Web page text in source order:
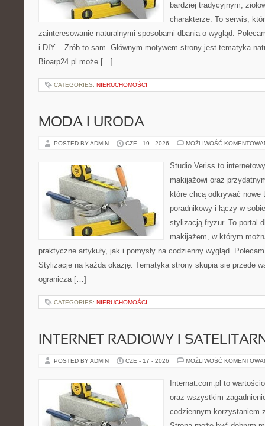
bardziej tradycyjnym,
charakterze. To serwis,
zainteresowanie naturalnymi sposobami dbania o wygląd.
i DIY – Zrób to sam. Głównym motywem strony jest tematyka
Bioarp24.pl może […]
CATEGORIES: NIERUCHOMOŚCI
MODA I URODA
POSTED BY ADMIN CZE - 19 - 2026 MOŻLIWOŚĆ
Studio Veriss to
makijażowi oraz
które chcą odkrywać nowe
poradnikowy i łączy w
stylizacją fryzur. To portal
makijażem, w którym
praktyczne artykuły, jak i pomysły na codzienny wygląd.
Stylizacje na każdą okazję. Tematyka strony skupia się przede
ogranicza […]
CATEGORIES: NIERUCHOMOŚCI
INTERNET RADIOWY I
POSTED BY ADMIN CZE - 17 - 2026 MOŻLIWOŚĆ
Internat.com.pl to
oraz wszystkim
codziennym korzystaniem